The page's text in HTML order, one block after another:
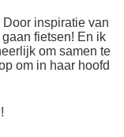
inspiratie van
fietsen! En ik
om samen te
om in haar hoofd